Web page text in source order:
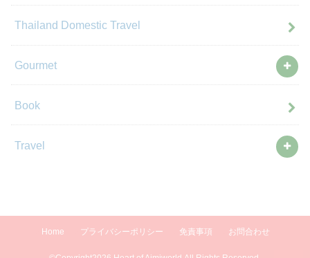
Thailand Domestic Travel
Gourmet
Book
Travel
Home プライバシーポリシー 免責事項 お問合わせ